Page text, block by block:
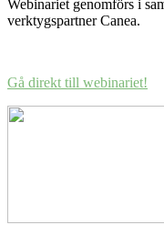
Webinariet genomförs i
verktygspartner Canea.
Gå direkt till webinariet!